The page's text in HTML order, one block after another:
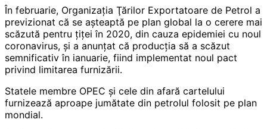
În februarie, Organizaţia Ţărilor Exportatoare de Petrol a
previzionat că se aşteaptă pe plan global la o cerere mai
scăzută pentru ţiţei în 2020, din cauza epidemiei cu noul
coronavirus, şi a anunţat că producţia să a scăzut
semnificativ în ianuarie, fiind implementat noul pact
privind limitarea furnizării.
Statele membre OPEC şi cele din afară cartelului
furnizează aproape jumătate din petrolul folosit pe plan
mondial.